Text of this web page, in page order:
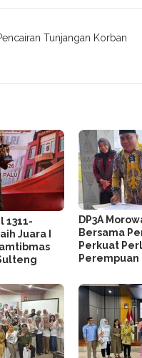
Tunjangan Korban
1311-
Juara I
DP3A
Bersama
Perkuat
Perempuan